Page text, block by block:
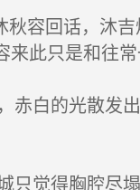
容回话，沐
此只是和往常
白的光散发
觉得胸腔尽